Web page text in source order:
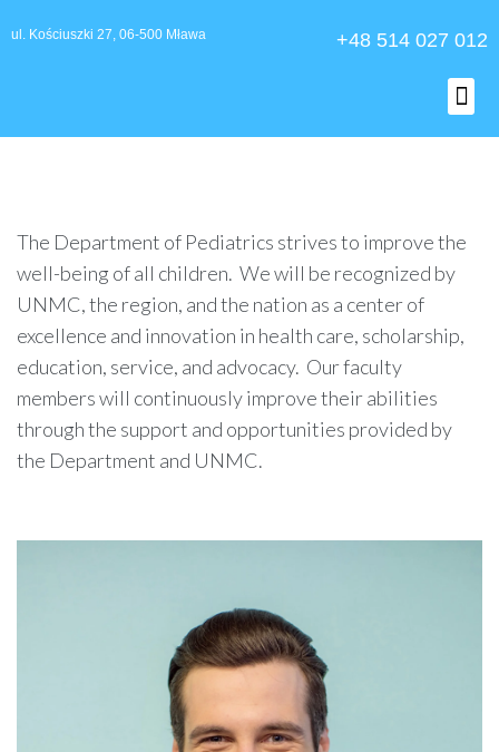
ul. Kościuszki 27, 06-500 Mława +48 514 027 012
The Department of Pediatrics strives to improve the
well-being of all children. We will be recognized by
UNMC, the region, and the nation as a center of
excellence and innovation in health care, scholarship,
education, service, and advocacy. Our faculty
members will continuously improve their abilities
through the support and opportunities provided by
the Department and UNMC.